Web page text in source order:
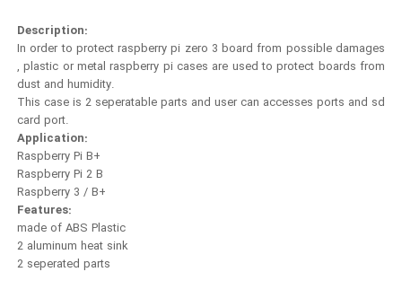
Description:
In order to protect raspberry pi zero 3 board from possible damages
, plastic or metal raspberry pi cases are used to protect boards from
dust and humidity.
This case is 2 seperatable parts and user can accesses ports and sd
card port.
Application:
Raspberry Pi B+
Raspberry Pi 2 B
Raspberry 3 / B+
Features:
made of ABS Plastic
2 aluminum heat sink
2 seperated parts